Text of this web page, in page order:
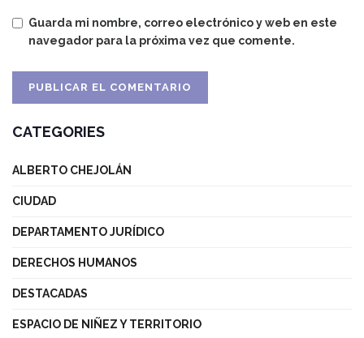
Guarda mi nombre, correo electrónico y web en este
navegador para la próxima vez que comente.
CATEGORIES
ALBERTO CHEJOLÁN
CIUDAD
DEPARTAMENTO JURÍDICO
DERECHOS HUMANOS
DESTACADAS
ESPACIO DE NIÑEZ Y TERRITORIO